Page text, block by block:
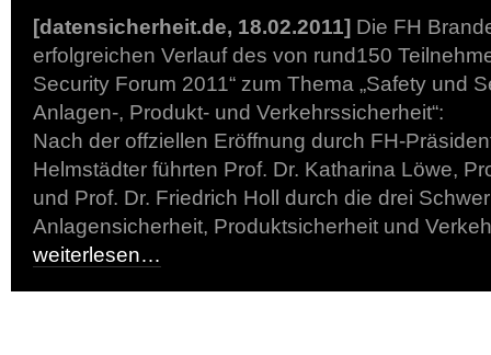
[datensicherheit.de, 18.02.2011] Die FH
erfolgreichen Verlauf des von rund150
Security Forum 2011“ zum Thema „Safety und
Anlagen-, Produkt- und Verkehrssicherheit“:
Nach der offziellen Eröffnung durch FH-
Helmstädter führten Prof. Dr. Katharina Löwe,
und Prof. Dr. Friedrich Holl durch die drei
Anlagensicherheit, Produktsicherheit und
weiterlesen…